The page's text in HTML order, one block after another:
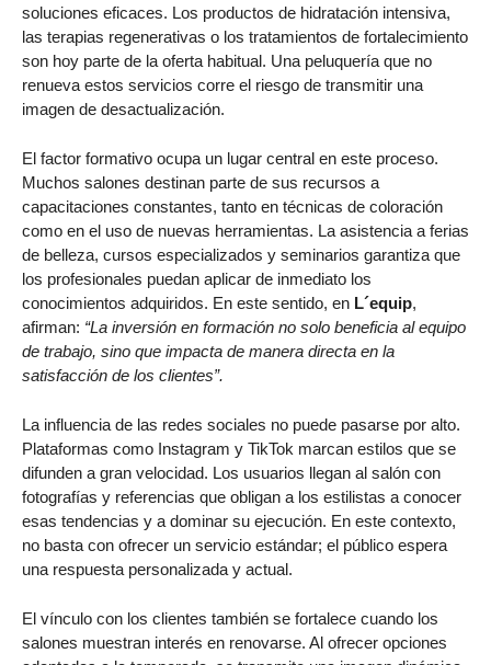
soluciones eficaces. Los productos de hidratación intensiva,
las terapias regenerativas o los tratamientos de fortalecimiento
son hoy parte de la oferta habitual. Una peluquería que no
renueva estos servicios corre el riesgo de transmitir una
imagen de desactualización.
El factor formativo ocupa un lugar central en este proceso.
Muchos salones destinan parte de sus recursos a
capacitaciones constantes, tanto en técnicas de coloración
como en el uso de nuevas herramientas. La asistencia a ferias
de belleza, cursos especializados y seminarios garantiza que
los profesionales puedan aplicar de inmediato los
conocimientos adquiridos. En este sentido, en L´equip,
afirman: “La inversión en formación no solo beneficia al equipo
de trabajo, sino que impacta de manera directa en la
satisfacción de los clientes”.
La influencia de las redes sociales no puede pasarse por alto.
Plataformas como Instagram y TikTok marcan estilos que se
difunden a gran velocidad. Los usuarios llegan al salón con
fotografías y referencias que obligan a los estilistas a conocer
esas tendencias y a dominar su ejecución. En este contexto,
no basta con ofrecer un servicio estándar; el público espera
una respuesta personalizada y actual.
El vínculo con los clientes también se fortalece cuando los
salones muestran interés en renovarse. Al ofrecer opciones